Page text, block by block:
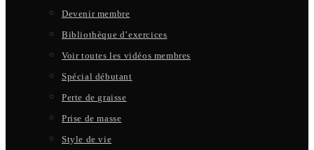
Devenir membre
Bibliothèque d’exercices
Voir toutes les vidéos membres
Spécial débutant
Perte de graisse
Prise de masse
Style de vie